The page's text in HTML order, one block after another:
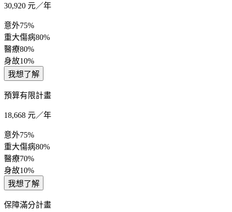
30,920 元／年
意外75%
重大傷病80%
醫療80%
身故10%
我想了解
預算有限計畫
18,668 元／年
意外75%
重大傷病80%
醫療70%
身故10%
我想了解
保障滿分計畫